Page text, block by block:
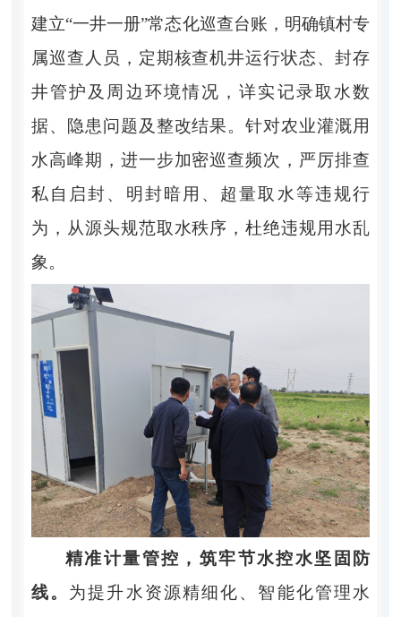
建立“一井一册”常态化巡查台账，明确镇村专
属巡查人员，定期核查机井运行状态、封存
井管护及周边环境情况，详实记录取水数
据、隐患问题及整改结果。针对农业灌溉用
水高峰期，进一步加密巡查频次，严厉排查
私自启封、明封暗用、超量取水等违规行
为，从源头规范取水秩序，杜绝违规用水乱
象。
精准计量管控，筑牢节水控水坚固防
线。 为提升水资源精细化、智能化管理水